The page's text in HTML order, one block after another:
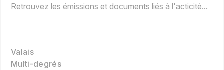
Retrouvez les émissions et documents liés à l'acticité...
Valais
Multi-degrés